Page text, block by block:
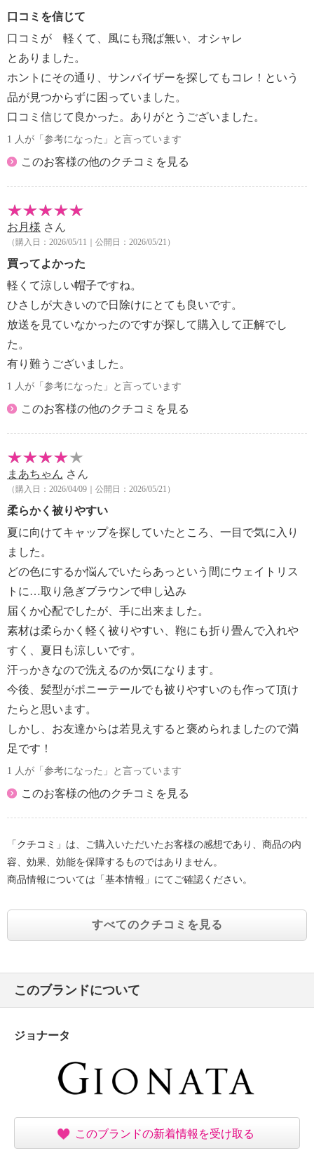
・中国製
口コミを信じて
口コミが 軽くて、風にも飛ば無い、オシャレ
とありました。
ホントにその通り、サンバイザーを探してもコレ！という
品が見つからずに困っていました。
口コミ信じて良かった。ありがとうございました。
1 人が「参考になった」と言っています
このお客様の他のクチコミを見る
お月様 さん
（購入日：2026/05/11｜公開日：2026/05/21）
買ってよかった
軽くて涼しい帽子ですね。
ひさしが大きいので日除けにとても良いです。
放送を見ていなかったのですが探して購入して正解でし
た。
有り難うございました。
1 人が「参考になった」と言っています
このお客様の他のクチコミを見る
まあちゃん さん
（購入日：2026/04/09｜公開日：2026/05/21）
柔らかく被りやすい
夏に向けてキャップを探していたところ、一目で気に入り
ました。
どの色にするか悩んでいたらあっという間にウェイトリス
トに…取り急ぎブラウンで申し込み
届くか心配でしたが、手に出来ました。
素材は柔らかく軽く被りやすい、鞄にも折り畳んで入れや
すく、夏日も涼しいです。
汗っかきなので洗えるのか気になります。
今後、髪型がポニーテールでも被りやすいのも作って頂け
たらと思います。
しかし、お友達からは若見えすると褒められましたので満
足です！
1 人が「参考になった」と言っています
このお客様の他のクチコミを見る
「クチコミ」は、ご購入いただいたお客様の感想であり、商品の内
容、効果、効能を保障するものではありません。
商品情報については「基本情報」にてご確認ください。
すべてのクチコミを見る
このブランドについて
ジョナータ
このブランドの新着情報を受け取る